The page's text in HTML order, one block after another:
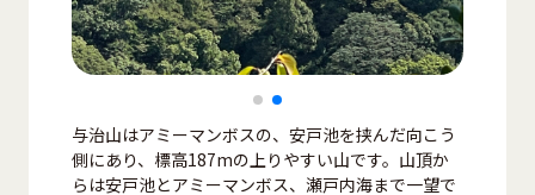
与治山はアミーマンボスの、安戸池を挟んだ向こう
側にあり、標高187mの上りやすい山です。山頂か
らは安戸池とアミーマンボス、瀬戸内海まで一望で